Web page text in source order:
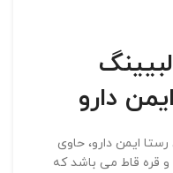
دارو
ایمن دارو، حاوی
و قره قاط می باشد که